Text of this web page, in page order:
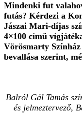
Mindenki fut
futás? Kérdezi a
Jászai Mari-díjas
4×100 című
Vörösmarty
bevallása szerint,
Balról Gál Tamás
és jelmeztervező,